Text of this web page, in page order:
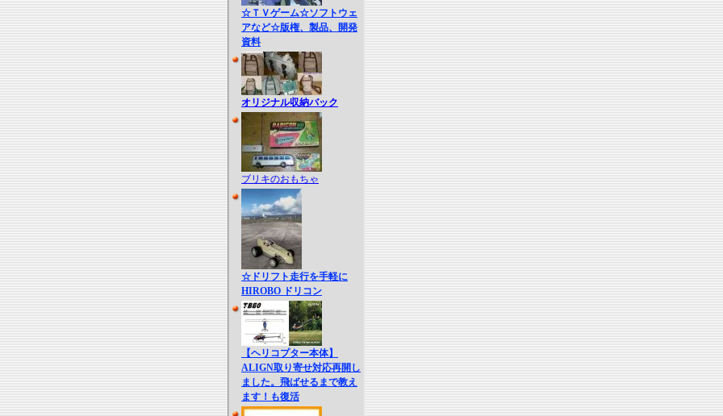
☆ＴＶゲーム☆ソフトウェ
アなど☆版権、製品、開発
資料
オリジナル収納バック
ブリキのおもちゃ
☆ドリフト走行を手軽に
HIROBO ドリコン
【ヘリコプター本体】
ALIGN取り寄せ対応再開し
ました。飛ばせるまで教え
ます！も復活